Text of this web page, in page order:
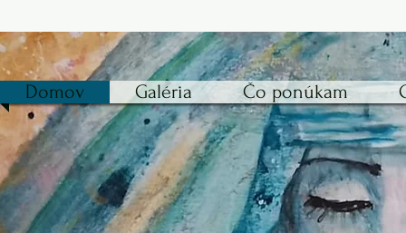
Domov Galéria Čo ponúkam